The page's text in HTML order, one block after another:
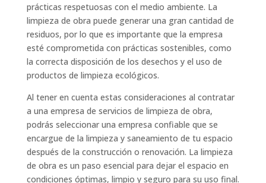
prácticas respetuosas con el medio ambiente. La
limpieza de obra puede generar una gran cantidad de
residuos, por lo que es importante que la empresa
esté comprometida con prácticas sostenibles, como
la correcta disposición de los desechos y el uso de
productos de limpieza ecológicos.
Al tener en cuenta estas consideraciones al contratar
a una empresa de servicios de limpieza de obra,
podrás seleccionar una empresa confiable que se
encargue de la limpieza y saneamiento de tu espacio
después de la construcción o renovación. La limpieza
de obra es un paso esencial para dejar el espacio en
condiciones óptimas, limpio y seguro para su uso final.